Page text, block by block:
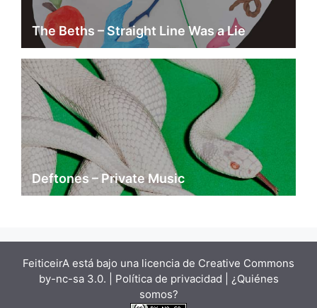
The Beths – Straight Line Was a Lie
Deftones – Private Music
FeiticeirA está bajo una licencia de Creative Commons
by-nc-sa 3.0. | Política de privacidad | ¿Quiénes
somos?